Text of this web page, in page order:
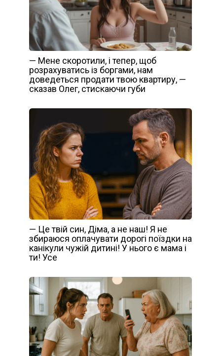
— Мене скоротили, і тепер, щоб
розрахуватись із боргами, нам
доведеться продати твою квартиру, —
сказав Олег, стискаючи губи
— Це твій син, Діма, а не наш! Я не
збираюся оплачувати дорогі поїздки на
канікули чужій дитині! У нього є мама і
ти! Усе